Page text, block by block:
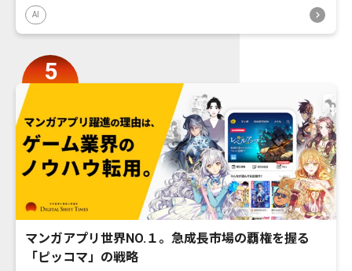
AI
マンガアプリ世界NO.１。急成長市場の覇権を握る
「ピッコマ」の戦略